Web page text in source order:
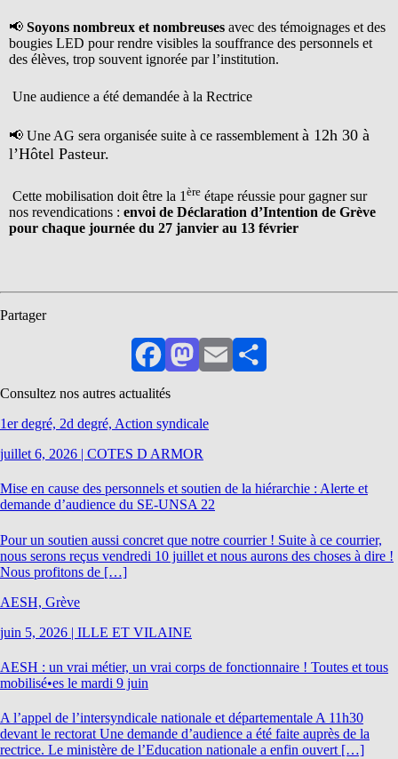
📢 Soyons nombreux et nombreuses avec des témoignages et des
bougies LED pour rendre visibles la souffrance des personnels et
des élèves, trop souvent ignorée par l’institution.
Une audience a été demandée à la Rectrice
📢 Une AG sera organisée suite à ce rassemblement à 12h 30 à
l’Hôtel Pasteur.
Cette mobilisation doit être la 1 ère étape réussie pour gagner sur
nos revendications : envoi de Déclaration d’Intention de Grève
pour chaque journée du 27 janvier au 13 février
Partager
FacebookMastodon
EmailPartager
Consultez nos autres actualités
1er degré, 2d degré, Action syndicale
juillet 6, 2026 | COTES D ARMOR
Mise en cause des personnels et soutien de la hiérarchie : Alerte et
demande d’audience du SE-UNSA 22
Pour un soutien aussi concret que notre courrier ! Suite à ce courrier,
nous serons reçus vendredi 10 juillet et nous aurons des choses à dire !
Nous profitons de […]
AESH, Grève
juin 5, 2026 | ILLE ET VILAINE
AESH : un vrai métier, un vrai corps de fonctionnaire ! Toutes et tous
mobilisé•es le mardi 9 juin
A l’appel de l’intersyndicale nationale et départementale A 11h30
devant le rectorat Une demande d’audience a été faite auprès de la
rectrice. Le ministère de l’Education nationale a enfin ouvert […]